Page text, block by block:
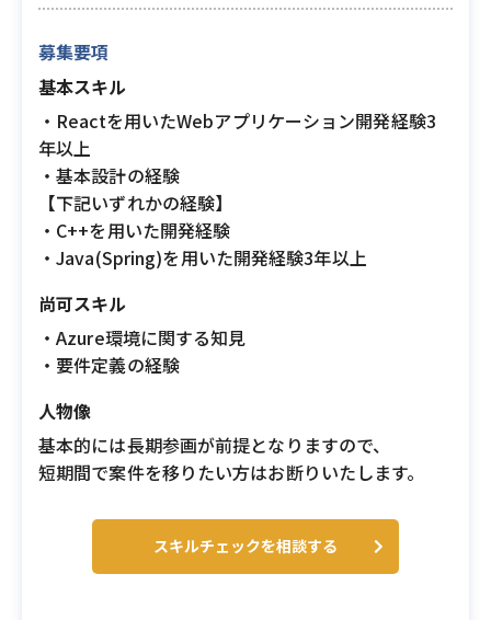
募集要項
基本スキル
・Reactを用いたWebアプリケーション開発経験3
年以上
・基本設計の経験
【下記いずれかの経験】
・C++を用いた開発経験
・Java(Spring)を用いた開発経験3年以上
尚可スキル
・Azure環境に関する知見
・要件定義の経験
人物像
基本的には長期参画が前提となりますので、
短期間で案件を移りたい方はお断りいたします。
スキルチェックを相談する